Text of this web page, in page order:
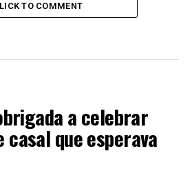
TO COMMENT
a celebrar
casal que esperava